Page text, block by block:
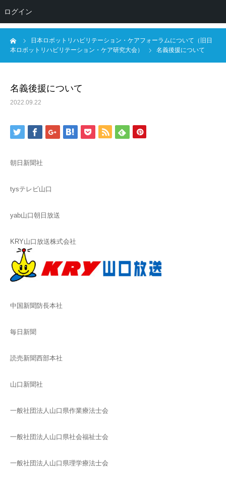
NPO法人日本ロボットリハビリテーション・ケア研
日本ロボットリハビリテーション・ケアフォーラムについて（旧日
本ロボットリハビリテーション・ケア研究大会）
名義後援について
名義後援について
2022.09.22
朝日新聞社
tysテレビ山口
yab山口朝日放送
KRY山口放送株式会社
中国新聞防長本社
毎日新聞
読売新聞西部本社
山口新聞社
一般社団法人山口県作業療法士会
一般社団法人山口県社会福祉士会
一般社団法人山口県理学療法士会
ログイン